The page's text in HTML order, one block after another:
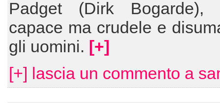
Padget (Dirk Bogarde),
capace ma crudele e
gli uomini. [+]
[+] lascia un commento a